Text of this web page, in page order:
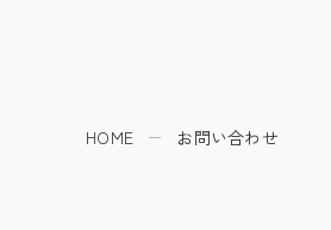
HOME お問い合わせ